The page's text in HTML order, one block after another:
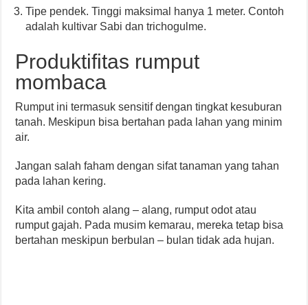
Tipe pendek. Tinggi maksimal hanya 1 meter. Contoh
adalah kultivar Sabi dan trichogulme.
Produktifitas rumput
mombaca
Rumput ini termasuk sensitif dengan tingkat kesuburan
tanah. Meskipun bisa bertahan pada lahan yang minim
air.
Jangan salah faham dengan sifat tanaman yang tahan
pada lahan kering.
Kita ambil contoh alang – alang, rumput odot atau
rumput gajah. Pada musim kemarau, mereka tetap bisa
bertahan meskipun berbulan – bulan tidak ada hujan.